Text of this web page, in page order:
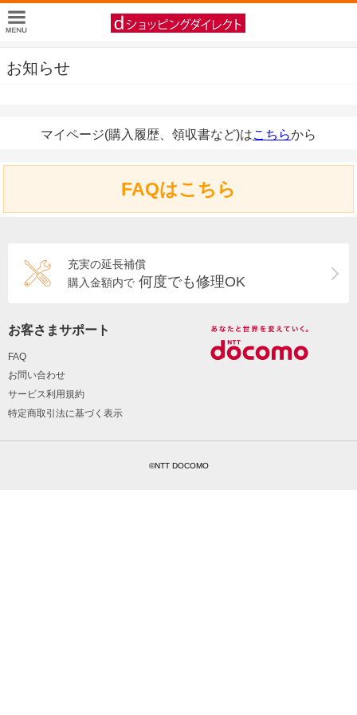
お知らせ
マイページ(購入履歴、領収書など)はこちらから
FAQはこちら
充実の延長補償
購入金額内で 何度でも修理OK
お客さまサポート
FAQ
お問い合わせ
サービス利用規約
特定商取引法に基づく表示
©NTT DOCOMO